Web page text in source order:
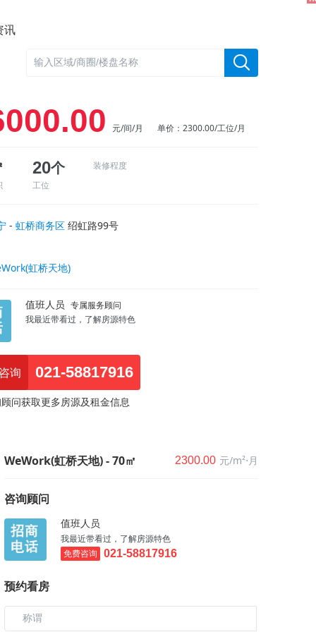
讯
元/间/月 单价：2300.00/工位/月
20个
工位
装修程度
- 虹桥商务区 绍虹路99号
虹桥天地)
值班人员 专属服务顾问
我最近带看过，了解房源特色
询 021-58817916
问获取更多房源及租金信息
WeWork(虹桥天地) - 70㎡ 2300.00 元/m²⋅月
咨询顾问
值班人员
我最近带看过，了解房源特色
免费咨询 021-58817916
预约看房